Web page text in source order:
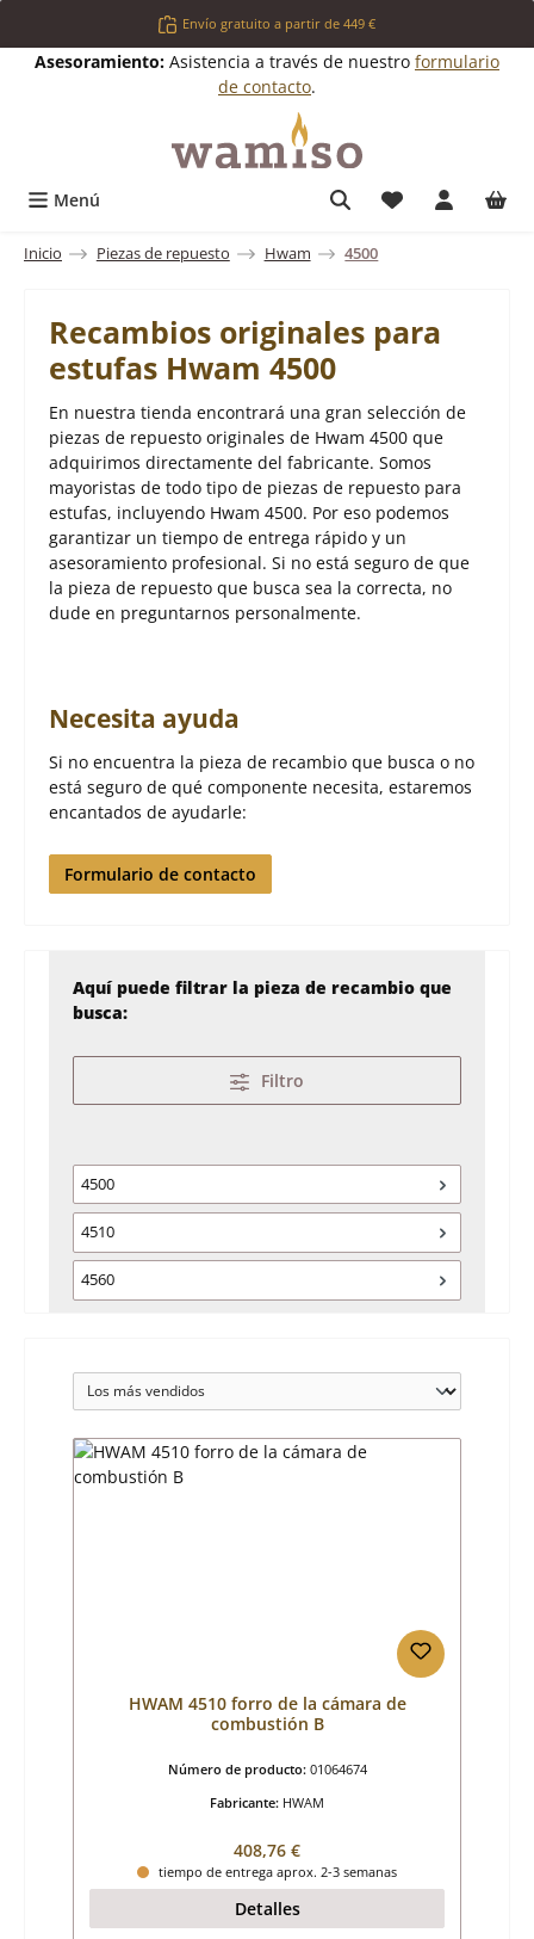
Saltar al contenido principalEnvío gratuito a partir de 449 €
Asesoramiento: Asistencia a través de nuestro formulario
de contacto.
Menú Tienes 0
Inicio Piezas de repuesto Hwam 4500
Recambios originales para
estufas Hwam 4500
En nuestra tienda encontrará una gran selección de
piezas de repuesto originales de Hwam 4500 que
adquirimos directamente del fabricante. Somos
mayoristas de todo tipo de piezas de repuesto para
estufas, incluyendo Hwam 4500. Por eso podemos
garantizar un tiempo de entrega rápido y un
asesoramiento profesional. Si no está seguro de que
la pieza de repuesto que busca sea la correcta, no
dude en preguntarnos personalmente.
Necesita ayuda
Si no encuentra la pieza de recambio que busca o no
está seguro de qué componente necesita, estaremos
encantados de ayudarle:
Formulario de contacto
Aquí puede filtrar la pieza de recambio que
busca:
Filtro
4500
4510
4560
HWAM 4510 forro de la cámara de
combustión B
Número de producto: 01064674
Fabricante: HWAM
Precio normal:
408,76 €
tiempo de entrega aprox. 2-3 semanas
Detalles